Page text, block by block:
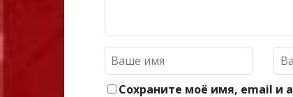
Сохраните моё имя, email и